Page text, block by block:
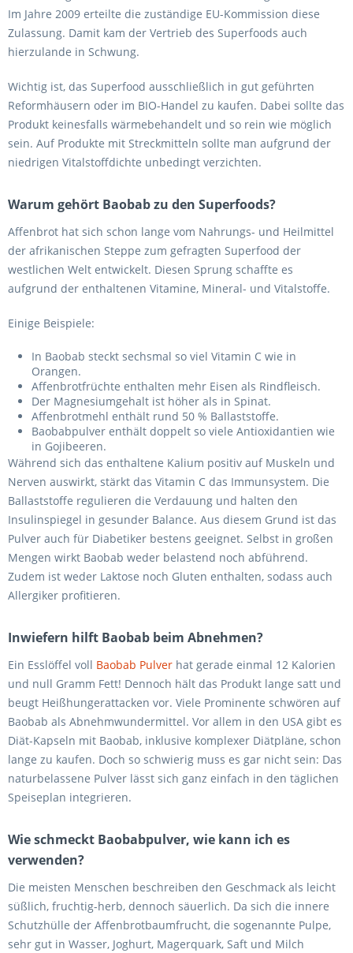
Im Jahre 2009 erteilte die zuständige EU-Kommission diese
Zulassung. Damit kam der Vertrieb des Superfoods auch
hierzulande in Schwung.
Wichtig ist, das Superfood ausschließlich in gut geführten
Reformhäusern oder im BIO-Handel zu kaufen. Dabei sollte das
Produkt keinesfalls wärmebehandelt und so rein wie möglich
sein. Auf Produkte mit Streckmitteln sollte man aufgrund der
niedrigen Vitalstoffdichte unbedingt verzichten.
Warum gehört Baobab zu den Superfoods?
Affenbrot hat sich schon lange vom Nahrungs- und Heilmittel
der afrikanischen Steppe zum gefragten Superfood der
westlichen Welt entwickelt. Diesen Sprung schaffte es
aufgrund der enthaltenen Vitamine, Mineral- und Vitalstoffe.
Einige Beispiele:
In Baobab steckt sechsmal so viel Vitamin C wie in
Orangen.
Affenbrotfrüchte enthalten mehr Eisen als Rindfleisch.
Der Magnesiumgehalt ist höher als in Spinat.
Affenbrotmehl enthält rund 50 % Ballaststoffe.
Baobabpulver enthält doppelt so viele Antioxidantien wie
in Gojibeeren.
Während sich das enthaltene Kalium positiv auf Muskeln und
Nerven auswirkt, stärkt das Vitamin C das Immunsystem. Die
Ballaststoffe regulieren die Verdauung und halten den
Insulinspiegel in gesunder Balance. Aus diesem Grund ist das
Pulver auch für Diabetiker bestens geeignet. Selbst in großen
Mengen wirkt Baobab weder belastend noch abführend.
Zudem ist weder Laktose noch Gluten enthalten, sodass auch
Allergiker profitieren.
Inwiefern hilft Baobab beim Abnehmen?
Ein Esslöffel voll Baobab Pulver hat gerade einmal 12 Kalorien
und null Gramm Fett! Dennoch hält das Produkt lange satt und
beugt Heißhungerattacken vor. Viele Prominente schwören auf
Baobab als Abnehmwundermittel. Vor allem in den USA gibt es
Diät-Kapseln mit Baobab, inklusive komplexer Diätpläne, schon
lange zu kaufen. Doch so schwierig muss es gar nicht sein: Das
naturbelassene Pulver lässt sich ganz einfach in den täglichen
Speiseplan integrieren.
Wie schmeckt Baobabpulver, wie kann ich es
verwenden?
Die meisten Menschen beschreiben den Geschmack als leicht
süßlich, fruchtig-herb, dennoch säuerlich. Da sich die innere
Schutzhülle der Affenbrotbaumfrucht, die sogenannte Pulpe,
sehr gut in Wasser, Joghurt, Magerquark, Saft und Milch